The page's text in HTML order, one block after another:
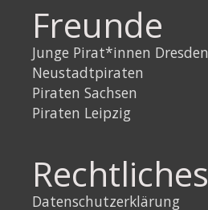
Freunde
Junge Pirat*innen Dresden
Neustadtpiraten
Piraten Sachsen
Piraten Leipzig
Rechtliches
Datenschutzerklärung